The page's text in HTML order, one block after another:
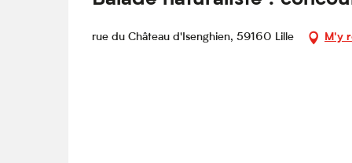
rue du Château d'Isenghien, 59160 Lille M'y